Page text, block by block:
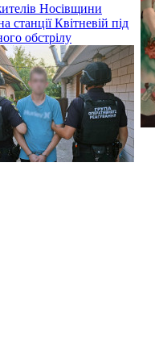
Носівщини
станції Квітневій під
обстрілу